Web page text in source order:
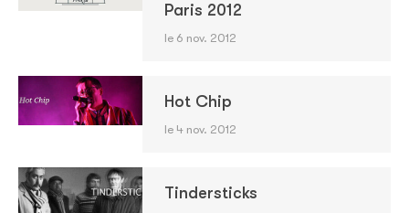
Paris 2012
le 6 nov. 2012
Hot Chip
le 4 nov. 2012
Tindersticks